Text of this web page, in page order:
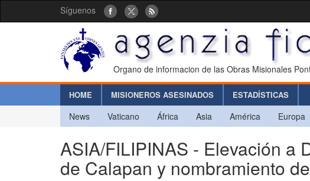
Síguenos
Organo de informacion de las Obras Misionales
HOME MISIONEROS ASESINADOS ESTADÍSTICAS
News Vaticano África Asia América Europa
ASIA/FILIPINAS - Elevación a
de Calapan y nombramiento